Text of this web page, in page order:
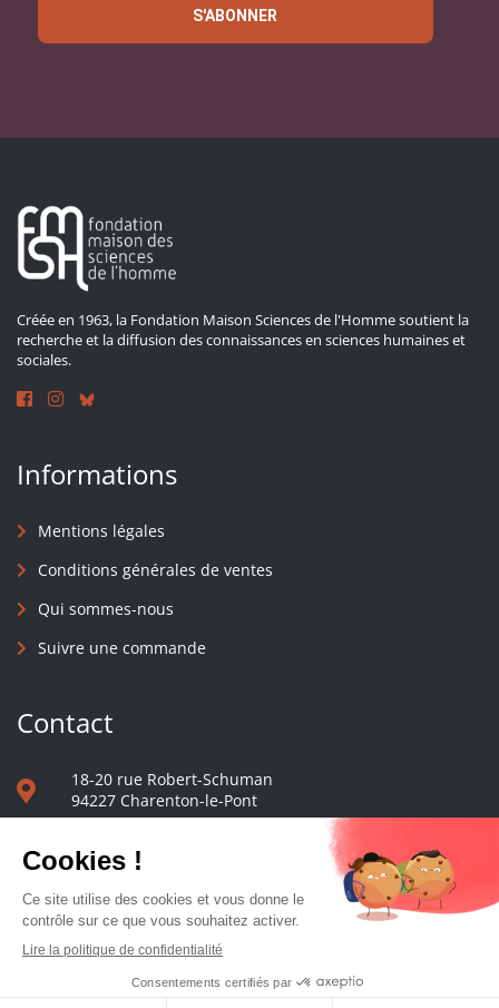
S'ABONNER
Créée en 1963, la Fondation Maison Sciences de l'Homme soutient la
recherche et la diffusion des connaissances en sciences humaines et
sociales.
Informations
Mentions légales
Conditions générales de ventes
Qui sommes-nous
Suivre une commande
Contact
18-20 rue Robert-Schuman
94227 Charenton-le-Pont